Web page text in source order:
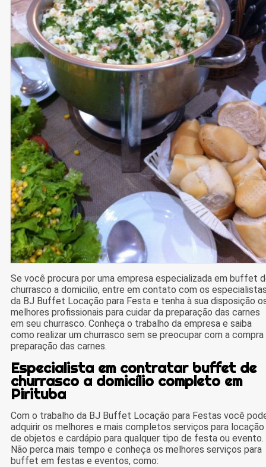
Se você procura por uma empresa especializada em buffet
churrasco a domicilio, entre em contato com os
da BJ Buffet Locação para Festa e tenha à sua disposição
melhores profissionais para cuidar da preparação das carnes
em seu churrasco. Conheça o trabalho da empresa e saiba
como realizar um churrasco sem se preocupar com a compra
preparação das carnes.
Especialista em contratar buffet de
churrasco a domicílio completo em
Pirituba
Com o trabalho da BJ Buffet Locação para Festas você
adquirir os melhores e mais completos serviços para locação
de objetos e cardápio para qualquer tipo de festa ou evento.
Não perca mais tempo e conheça os melhores serviços para
buffet em festas e eventos, como: